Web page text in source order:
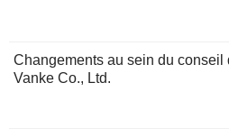
Changements au sein du
Vanke Co., Ltd.